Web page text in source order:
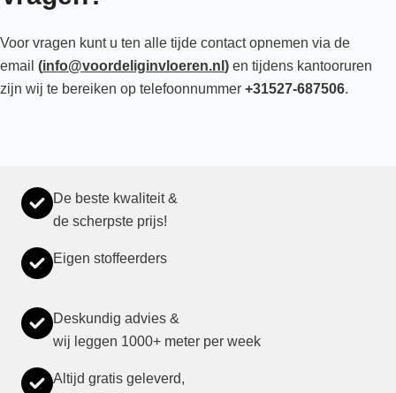
Voor vragen kunt u ten alle tijde contact opnemen via de
email (info@voordeliginvloeren.nl ) en tijdens kantooruren
zijn wij te bereiken op telefoonnummer +31527-687506.
De beste kwaliteit &
de scherpste prijs!
Eigen stoffeerders
Deskundig advies &
wij leggen 1000+ meter per week
Altijd gratis geleverd,